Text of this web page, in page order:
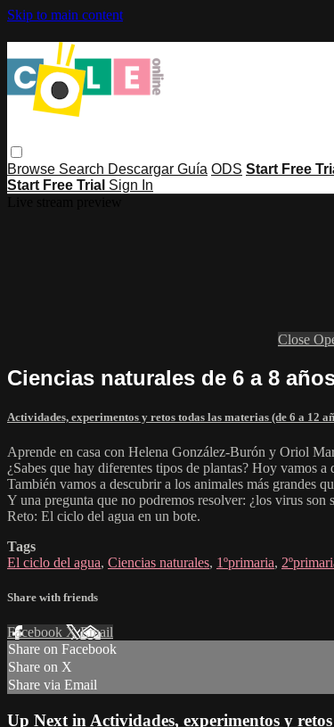
Skip to main content
Browse Search Descargar Guía ODS Start Free
Start Free Trial Sign In
Close
Ciencias naturales de 6 a 8
Actividades, experimentos y retos todas las materias (de 6 a 12
Aprende en casa con Helena González-Burón y Oriol
¿Sabes que hay diferentes tipos de plantas? Hoy vamos
También vamos a descubrir a los animales más grandes
Y una pregunta que no podremos resolver: ¿los virus son
Reto: El ciclo del agua en un bote.
Tags
El ciclo del agua, Ciencias naturales, 1ºprimaria,
Share with friends
Facebook XEmail
Share on Facebook
Share on X
Share via Email
Up Next in Actividades, experimentos y